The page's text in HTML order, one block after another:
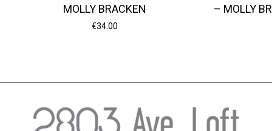
MOLLY BRACKEN
€34.00
– MOLLY